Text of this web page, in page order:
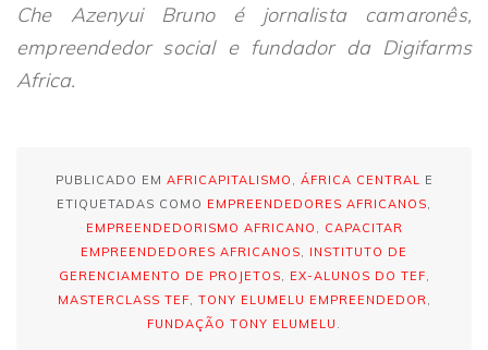
Che Azenyui Bruno é jornalista camaronês,
empreendedor social e fundador da Digifarms
Africa.
PUBLICADO EM AFRICAPITALISMO ÁFRICA CENTRAL
E
ETIQUETADAS COMO EMPREENDEDORES AFRICANOS
EMPREENDEDORISMO AFRICANO
CAPACITAR
EMPREENDEDORES AFRICANOS
INSTITUTO DE
GERENCIAMENTO DE PROJETOS
EX-ALUNOS DO TEF
MASTERCLASS TEF
TONY ELUMELU EMPREENDEDOR
FUNDAÇÃO TONY ELUMELU